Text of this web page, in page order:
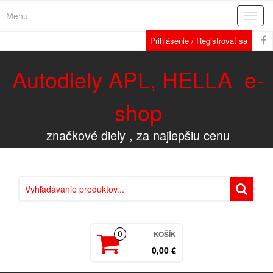
Menu
Prihlásenie / Registrovať sa
Autodiely APL, HELLA e-
shop
značkové diely , za najlepšiu cenu
0 KOŠÍK
0,00 €